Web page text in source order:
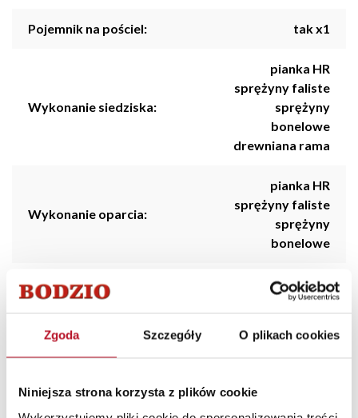
Zgoda Szczegóły O plikach cookies
Niniejsza strona korzysta z plików cookie
Pojemnik na pościel: tak x1
Wykonanie siedziska:
pianka HR
sprężyny faliste
sprężyny
bonelowe
drewniana rama
Wykonanie oparcia:
pianka HR
sprężyny faliste
sprężyny
bonelowe
Stopki / nogi: drewno
Styl:
Kolorystyka: